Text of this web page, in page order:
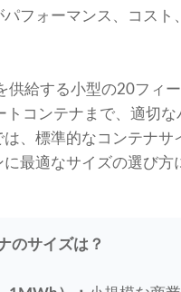
フォーマンス、コス
供給する小型の20フィ
コンテナまで、適切
、標準的なコンテナ
最適なサイズの選び方
のサイズは？